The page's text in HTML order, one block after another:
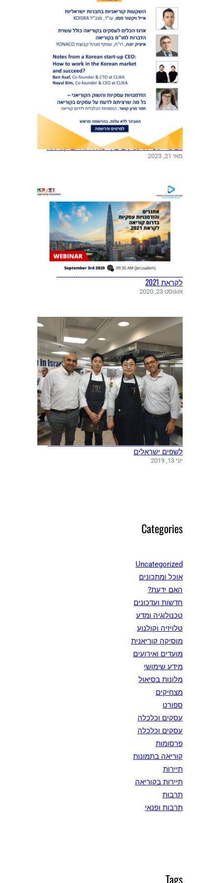
י
א
ה
ב
פ
ר
י
ח
ה
וובינר: עשיית עסקים בין ישראל ודרום קוריאה
מאי 21, 2023
אתגרים והזדמנויות עסקיות בדרום קוריאה
לקראת 2021
אוגוסט 23, 2020
משלחת שפים מקוריאה ערכה סדנאות בישול
לשפים ישראלים
יוני 13, 2019
Categories
Uncategorized
אוכל ומתכונים
האם ידעת?
חדשות ועדכונים
טכנולוגיה ומדע
טלויזיה וקולנוע
מוסיקה קוריאנית
מועדים ואירועים
מידע שימושי
מלונות בסיאול
מצחיקים
ספורט
עסקים וכלכלה
עסקים וכלכלה
פרסומות
קוריאה בתמונות
תיירות
תיירות בקוריאה
תרבות
תרבות ופנאי
Tags